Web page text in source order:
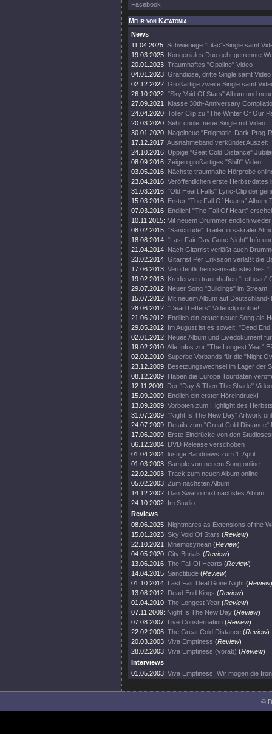
Facebook
Mehr von Katatonia
News
11.04.2025: Schwieriege "Lilac"-Single samt
19.03.2025: Kongeniales Duo geht getrennte
20.01.2023: Traumhaftes "Opaline" Video
04.01.2023: Grandiose, dritte Single samt Video
02.12.2022: Großartige zweite Single samt
26.10.2022: "Sky Void Of Stars" Album und
27.09.2021: Klasse 30th-Anniversary
24.04.2020: Toller Clip zu "The Winter Of Our
20.03.2020: Sehr coole, neue Single mit Video
30.01.2020: Nagelneue "Enigmatic-Dark-Prog-
17.12.2017: Ausnahmeband verkündet Auszeit
24.10.2016: Üppige "Geat Cold Distance"
08.09.2016: Zeigen großartiges "Shift" Video.
03.05.2016: Nächste traumhafte Hörprobe
23.04.2016: Veröffentlichen erste Herbst-dates
31.03.2016: "Old Heart Falls" Lyric-Clip der
15.03.2016: Erster "The Fall Of Hearts" Album-
07.03.2016: Endlich! "The Fall Of Heart"
10.11.2015: Mit neuem Drummer endlich
08.02.2015: "Sanctitude" Trailer in sakraler
18.08.2014: "Last Fair Day Gone Night" Info
21.04.2014: Nach Gitarrist verläßt auch
23.02.2014: Gitarrist Per Eriksson verläßt die
17.06.2013: Veröffentlichen semi-akustisches
19.02.2013: Kredenzen traumhaften "Lethean"
29.07.2012: Neuer Song "Buildings" im Stream.
15.07.2012: Mit neuem Album auf Deutschland-
28.06.2012: "Dead Letters" Videoclip online!
21.06.2012: Endlich ein erster neuer Song als
29.05.2012: Im August ist es soweit: "Dead
02.01.2012: Neues Album und Livedokument
19.02.2010: Alle Infos zur "The Longest Year"
02.02.2010: Superbe Vorbands für die "Night
23.12.2009: Besetzungswechsel im Lager der
08.12.2009: Haben die Europa Tourdaten
12.11.2009: Der "Day & Then The Shade"
15.09.2009: Endlich ein erster Höreindruck!
13.09.2009: Vorboten zum Highlight des
31.07.2009: "Night Is The New Day" Artwork
24.07.2009: Details zum "Great Cold Distance"
17.06.2009: Erste Eindrücke von den
06.12.2004: DVD Release verschoben
01.04.2004: lustige Bandnews zum 1. April
01.03.2003: Sample von neuem Song online
22.02.2003: Track zum neuen Album online
05.02.2003: Zum nächsten Album
14.12.2002: Dan Swanö mixt nächstes Album
24.10.2002: Im Studio
Reviews
08.06.2025: Nightmares as Extensions of the
15.01.2023: Sky Void Of Stars (Review)
22.10.2021: Mnemosynean (Review)
04.05.2020: City Burials (Review)
13.06.2016: The Fall Of Hearts (Review)
14.04.2015: Sanctitude (Review)
01.10.2014: Last Fair Deal Gone Night (Review)
13.08.2012: Dead End Kings (Review)
01.04.2010: The Longest Year (Review)
07.11.2009: Night Is The New Day (Review)
07.08.2007: Live Consternation (Review)
22.02.2006: The Great Cold Distance (Review)
20.03.2003: Viva Emptiness (Review)
28.02.2003: Viva Emptiness (vorab) (Review)
Interviews
01.05.2003: Viva Emptiness! Wir mögen die
©